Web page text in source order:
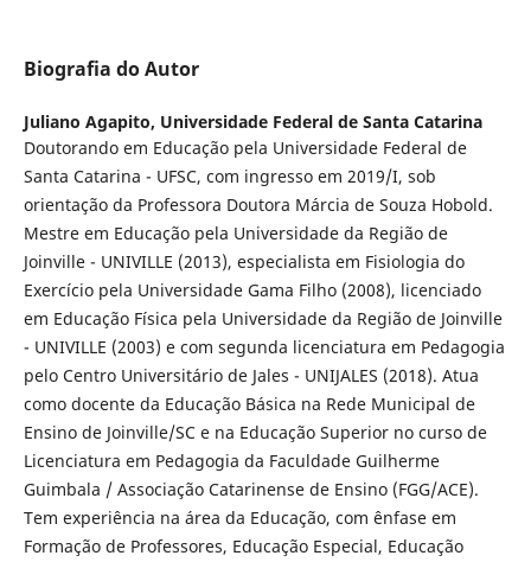
Biografia do Autor
Juliano Agapito, Universidade Federal de Santa Catarina
Doutorando em Educação pela Universidade Federal de
Santa Catarina - UFSC, com ingresso em 2019/I, sob
orientação da Professora Doutora Márcia de Souza Hobold.
Mestre em Educação pela Universidade da Região de
Joinville - UNIVILLE (2013), especialista em Fisiologia do
Exercício pela Universidade Gama Filho (2008), licenciado
em Educação Física pela Universidade da Região de Joinville
- UNIVILLE (2003) e com segunda licenciatura em Pedagogia
pelo Centro Universitário de Jales - UNIJALES (2018). Atua
como docente da Educação Básica na Rede Municipal de
Ensino de Joinville/SC e na Educação Superior no curso de
Licenciatura em Pedagogia da Faculdade Guilherme
Guimbala / Associação Catarinense de Ensino (FGG/ACE).
Tem experiência na área da Educação, com ênfase em
Formação de Professores, Educação Especial, Educação